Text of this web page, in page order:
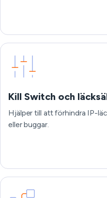
Kill Switch och
Hjälper till att förhindra IP-
eller buggar.